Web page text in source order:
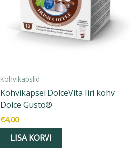
Kohvikapslid
Kohvikapsel DolceVita Iiri kohv
Dolce Gusto®
€4,00
LISA KORVI